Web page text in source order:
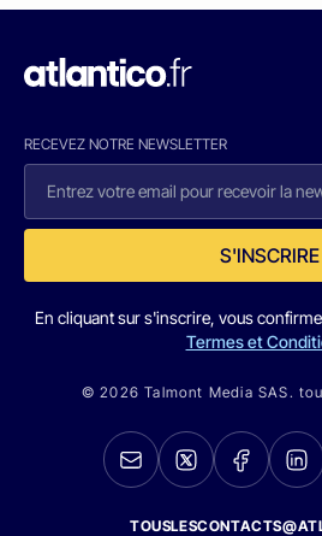
RECEVEZ NOTRE NEWSLETTER
S'INSCRIRE
En cliquant sur s'inscrire, vous
Termes et
© 2026 Talmont Media SAS.